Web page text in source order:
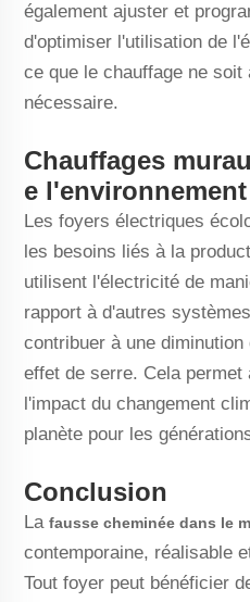
également ajuster et
d'optimiser l'utilisation de
ce que le chauffage ne soit
nécessaire.
Chauffages
e l'environnement
Les foyers électriques
les besoins liés à la
utilisent l'électricité de
rapport à d'autres
contribuer à une
effet de serre. Cela permet
l'impact du changement
planète pour les
Conclusion
La fausse cheminée dans le
contemporaine, réalisable
Tout foyer peut bénéficier